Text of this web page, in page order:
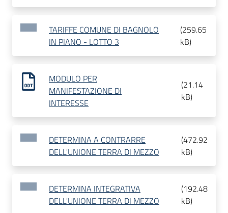
TARIFFE COMUNE DI BAGNOLO
IN PIANO - LOTTO 3
(259.65
kB)
MODULO PER
MANIFESTAZIONE DI
INTERESSE
(21.14
kB)
DETERMINA A CONTRARRE
DELL'UNIONE TERRA DI MEZZO
(472.92
kB)
DETERMINA INTEGRATIVA
DELL'UNIONE TERRA DI MEZZO
(192.48
kB)